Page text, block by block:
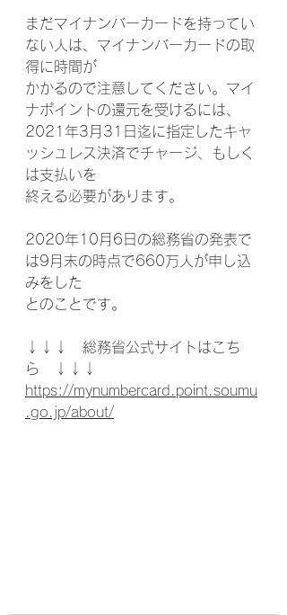
まだマイナンバーカードを持ってい
ない人は、マイナンバーカードの取
得に時間が
かかるので注意してください。マイ
ナポイントの還元を受けるには、
2021年3月31日迄に指定したキャ
ッシュレス決済でチャージ、もしく
は支払いを
終える必要があります。
2020年10月6日の総務省の発表で
は9月末の時点で660万人が申し込
みをした
とのことです。
↓↓↓　総務省公式サイトはこち
ら　↓↓↓
https://mynumbercard.point.soumu
.go.jp/about/